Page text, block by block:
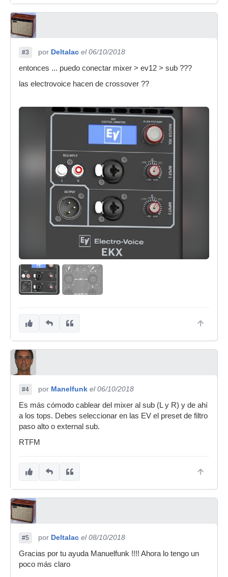
#3 por Deltalac el 06/10/2018
entonces ... puedo conectar mixer > ev12 > sub ???
las electrovoice hacen de crossover ??
#4 por Manelfunk el 06/10/2018
Es más cómodo cablear del mixer al sub (L y R) y de ahí
a los tops. Debes seleccionar en las EV el preset de filtro
paso alto o external sub.
RTFM
#5 por Deltalac el 08/10/2018
Gracias por tu ayuda Manuelfunk !!!! Ahora lo tengo un
poco más claro